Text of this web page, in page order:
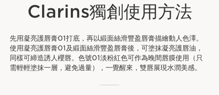
Clarins獨創使用方法
先用凝亮護唇膏01打底，再以緞面絲滑豐盈唇膏描繪動人色澤。
使用凝亮護唇膏01及緞面絲滑豐盈唇膏後，可塗抹凝亮護唇油，
同樣可締造誘人櫻唇。色號01淡粉紅色可作為晚間唇膜使用（只
需輕輕塗抹一層，避免過量），一覺醒來，雙唇展現水潤美感。